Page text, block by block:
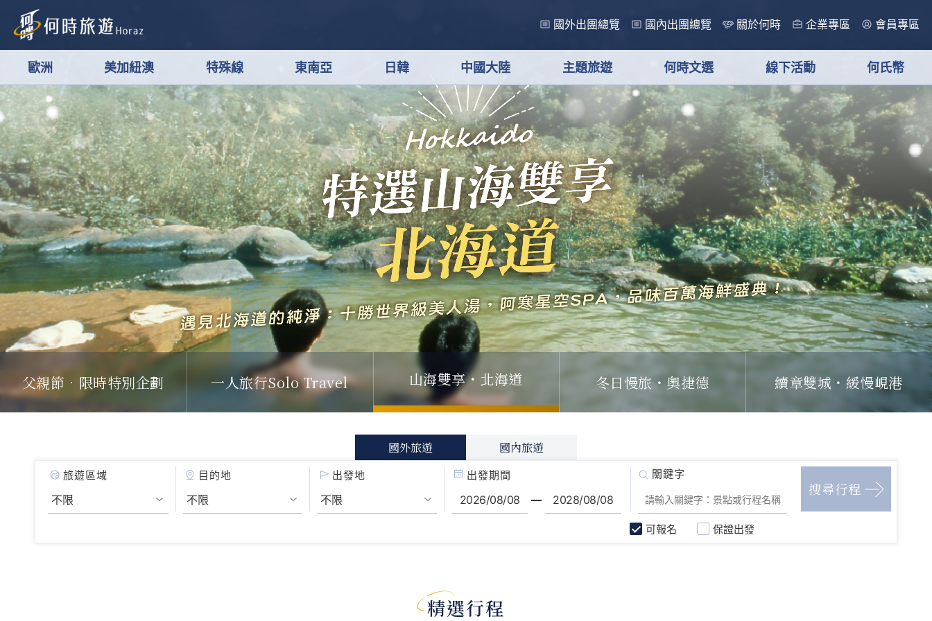
國外出團總覽 國內出團總覽 關於何時 企業專區 會員專區
歐洲 美加紐澳 特殊線 東南亞 日韓 中國大陸 主題旅遊 何時文選 線下活動 何氏幣
父親節．限時特別企劃 一人旅行Solo Travel 山海雙享・北海道 冬日慢旅・奧捷德 續章雙城・緩慢峴港
國外旅遊 國內旅遊
旅遊區域 目的地 出發地 出發期間
可報名 保證出發
精選行程